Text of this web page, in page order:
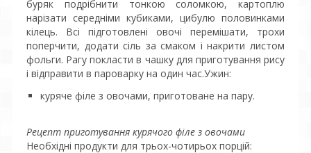
буряк подрібнити тонкою соломкою, картоплю
нарізати середніми кубиками, цибулю половинками
кілець. Всі підготовлені овочі перемішати, трохи
поперчити, додати сіль за смаком і накрити листом
фольги. Рагу покласти в чашку для приготування рису
і відправити в пароварку на один час.Ужин:
куряче філе з овочами, приготоване на пару.
Рецепт приготування курячого філе з овочами
Необхідні продукти для трьох-чотирьох порцій: